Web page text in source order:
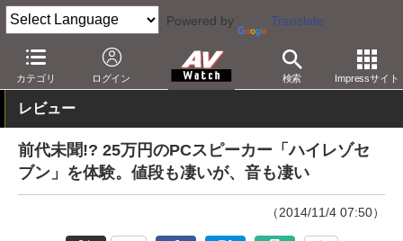
Powered by Translate
カテゴリ ログイン 検索 Impressサイト
AV Watch 製品 オーディオスピーカー
レビュー
前代未聞!? 25万円のPCスピーカー「ハイレゾセ
ブン」を体験。値段も凄いが、音も凄い
（2014/11/4 07:50）